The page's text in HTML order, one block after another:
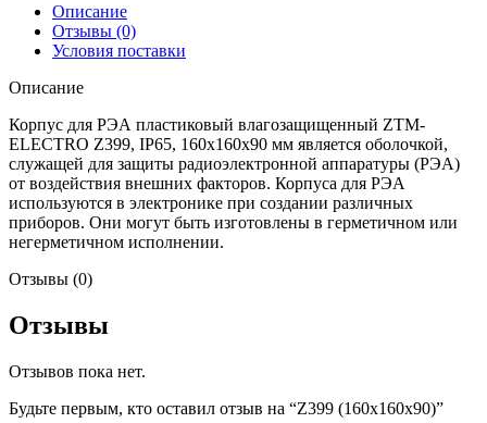
Описание
Отзывы (0)
Условия поставки
Описание
Корпус для РЭА пластиковый влагозащищенный ZTM-
ELECTRO Z399, IP65, 160x160x90 мм является оболочкой,
служащей для защиты радиоэлектронной аппаратуры (РЭА)
от воздействия внешних факторов. Корпуса для РЭА
используются в электронике при создании различных
приборов. Они могут быть изготовлены в герметичном или
негерметичном исполнении.
Отзывы (0)
Отзывы
Отзывов пока нет.
Будьте первым, кто оставил отзыв на “Z399 (160x160x90)”